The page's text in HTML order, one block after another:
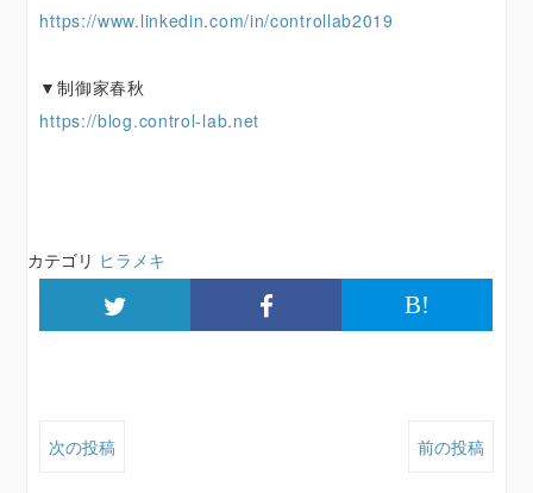
https://www.linkedin.com/in/controllab2019
▼制御家春秋
https://blog.control-lab.net
カテゴリ ヒラメキ
B!
次の投稿 前の投稿